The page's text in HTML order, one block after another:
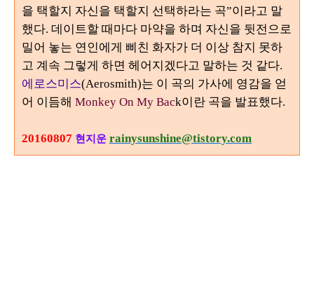
을 택할지 자신을 택할지 선택하라는 곡”이라고 말
했다. 데이트할 때마다 마약을 하며 자신을 뒷전으로
밀어 놓는 연인에게 삐친 화자가 더 이상 참지 못하
고 계속 그렇게 하면 헤어지겠다고 말하는 것 같다.
에로스미스(Aerosmith)는 이 곡의 가사에 영감을 얻
어 이듬해 Monkey On My Back이란 곡을 발표했다.
20160807 현지운 rainysunshine@tistory.com